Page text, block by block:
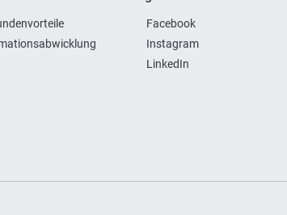
Facebook
Instagram
LinkedIn